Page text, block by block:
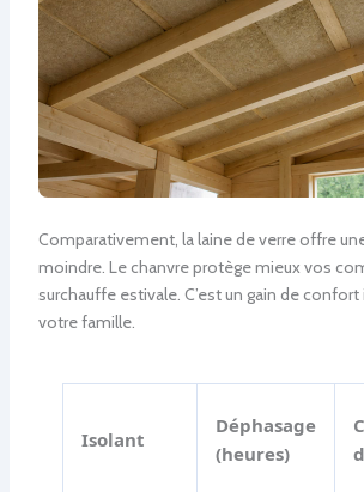
Comparativement, la laine de verre offre
moindre. Le chanvre protège mieux vos
surchauffe estivale. C’est un gain de
votre famille.
Isolant
Déphasage
(heures)